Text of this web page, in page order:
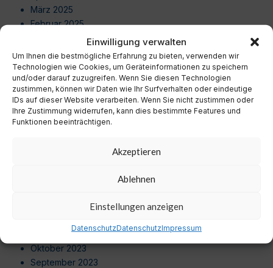
Einwilligung verwalten
Um Ihnen die bestmögliche Erfahrung zu bieten, verwenden wir
Technologien wie Cookies, um Geräteinformationen zu speichern
und/oder darauf zuzugreifen. Wenn Sie diesen Technologien
zustimmen, können wir Daten wie Ihr Surfverhalten oder eindeutige
IDs auf dieser Website verarbeiten. Wenn Sie nicht zustimmen oder
Ihre Zustimmung widerrufen, kann dies bestimmte Features und
Funktionen beeinträchtigen.
Akzeptieren
Ablehnen
Einstellungen anzeigen
DatenschutzDatenschutzImpressum
März 2025
Februar 2025
Dezember 2024
November 2024
Oktober 2024
September 2024
August 2024
Juli 2024
November 2023
Oktober 2023
September 2023